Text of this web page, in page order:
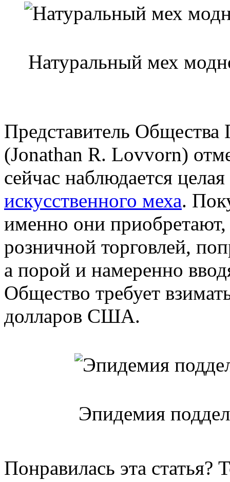
Натуральный мех
Представитель
(Jonathan R. Lovvorn)
сейчас наблюдается
искусственного меха.
именно они
розничной торговлей,
а порой и намеренно
Общество требует
долларов США.
Эпидемия
Понравилась эта статья?